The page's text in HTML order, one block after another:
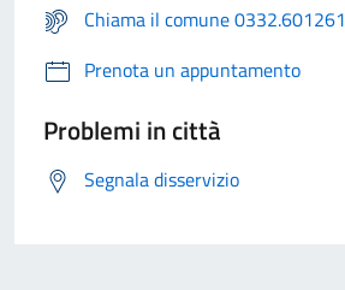
Chiama il comune 0332.601261
Prenota un appuntamento
Problemi in città
Segnala disservizio